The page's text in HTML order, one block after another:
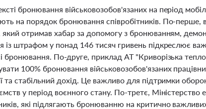
бронювання військовозобов'язаних на період
на порядок бронювання співробітників. По-перше,
який отримав хабар за допомогу з бронюванням,
із штрафом у понад 146 тисяч гривень підкреслює
бронювання. По-друге, приклад АТ "Криворізька
100% бронювання військовозобов'язаних
та стабільний дохід. Це важливо для підтримки
у період воєнного стану. По-третє,
які підлягають бронюванню на критично